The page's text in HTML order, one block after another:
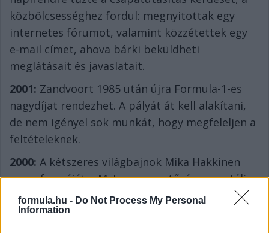
formula.hu - Do Not Process My Personal
Information
közbölcsességhez fordul: megnyitottak egy
internetes fórumot, valamint közzétettek egy
e-mail címet, ahova bárki beküldheti
meglátásait és javaslatait.
2001: Zandvoort 1985 után újra Formula-1-es
nagydíjat rendezhet. A pályát át kell alakítani,
de nem igényel sok munkát, hogy megfeleljen a
feltételeknek.
2000: A kétszeres világbajnok Mika Hakkinen
rossz formáját a McLaren vezetősége mentális
fáradtságnak tulajdonítja, ezért Ron Dennis
felmentette a teszteléstől, és pihenőre küldte